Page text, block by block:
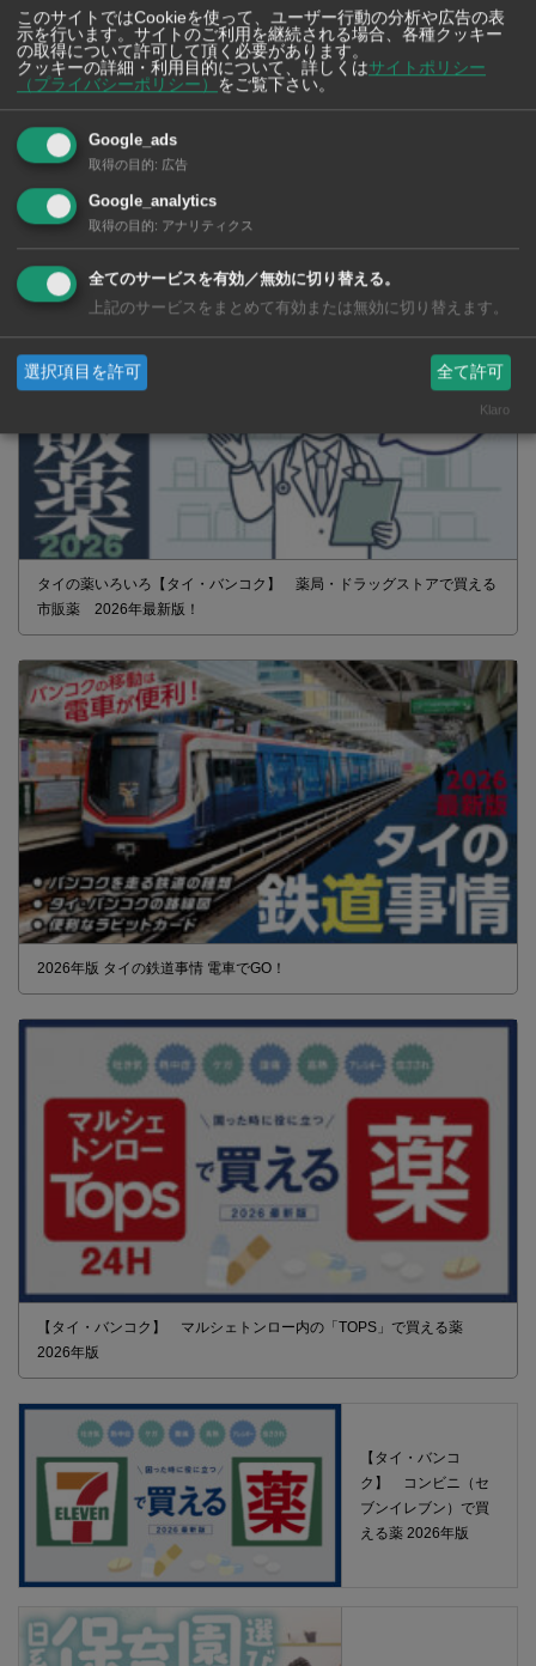
高齢女性を襲ったひったくり犯に
猛反撃 素手で立ち向かった「三
女傑」の勇姿が話題に
SNSで毎日ニュースを配信中！
タイの薬いろいろ【タイ・バンコク】 薬局・ドラッグストアで買える
市販薬 2026年最新版！
2026年版 タイの鉄道事情 電車でGO！
【タイ・バンコク】 マルシェトンロー内の「TOPS」で買える薬
2026年版
【タイ・バンコ
ク】 コンビニ（セ
ブンイレブン）で買
える薬 2026年版
このサイトではCookieを使って、ユーザー行動の分析や広告の表
示を行います。サイトのご利用を継続される場合、各種クッキー
の取得について許可して頂く必要があります。
クッキーの詳細・利用目的について、詳しくはサイトポリシー
（プライバシーポリシー）
をご覧下さい。
Google_ads
取得の目的: 広告
Google_analytics
取得の目的: アナリティクス
全てのサービスを有効／無効に切り替える。
上記のサービスをまとめて有効または無効に切り替えます。
選択項目を許可 全て許可
Klaro